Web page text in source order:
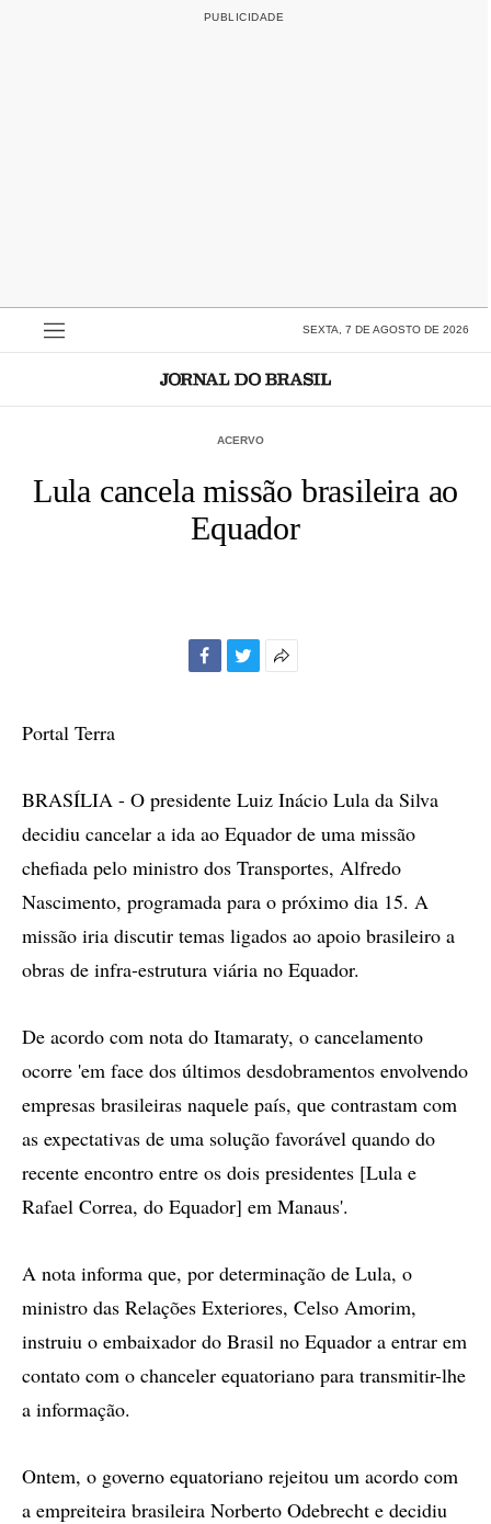
SEXTA, 7 DE AGOSTO DE 2026
ACERVO
Lula cancela missão brasileira ao
Equador
Portal Terra
BRASÍLIA - O presidente Luiz Inácio Lula da Silva
decidiu cancelar a ida ao Equador de uma missão
chefiada pelo ministro dos Transportes, Alfredo
Nascimento, programada para o próximo dia 15. A
missão iria discutir temas ligados ao apoio brasileiro a
obras de infra-estrutura viária no Equador.
De acordo com nota do Itamaraty, o cancelamento
ocorre 'em face dos últimos desdobramentos envolvendo
empresas brasileiras naquele país, que contrastam com
as expectativas de uma solução favorável quando do
recente encontro entre os dois presidentes [Lula e
Rafael Correa, do Equador] em Manaus'.
A nota informa que, por determinação de Lula, o
ministro das Relações Exteriores, Celso Amorim,
instruiu o embaixador do Brasil no Equador a entrar em
contato com o chanceler equatoriano para transmitir-lhe
a informação.
Ontem, o governo equatoriano rejeitou um acordo com
a empreiteira brasileira Norberto Odebrecht e decidiu